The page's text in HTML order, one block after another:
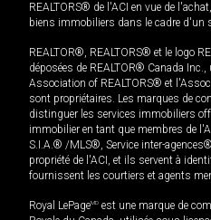
REALTORS® de l'ACI en vue de
biens immobiliers dans le cadre d'un
REALTOR®, REALTORS® et le logo
déposées de REALTOR® Canada
Association of REALTORS® et
sont propriétaires. Les marques de
distinguer les services immobiliers
immobilier en tant que membres de
S.I.A.® /MLS®, Service inter-
propriété de l'ACI, et ils servent à
fournissent les courtiers et agents
Royal LePageMD est une marque de